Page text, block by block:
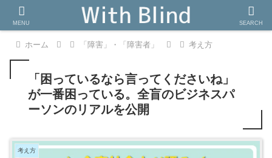
ホーム 「障害」・「障害者」 考え方
「困っているなら言ってくださいね」
が一番困っている。全盲のビジネスパ
ーソンのリアルを公開
考え方
MENU SEARCH